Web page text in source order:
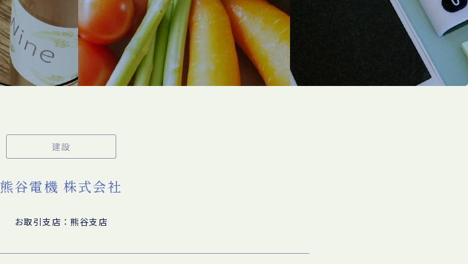
建設
熊谷電機 株式会社
お取引支店：熊谷支店